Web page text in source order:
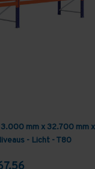
mm x 32.700 mm x
- Licht - T80